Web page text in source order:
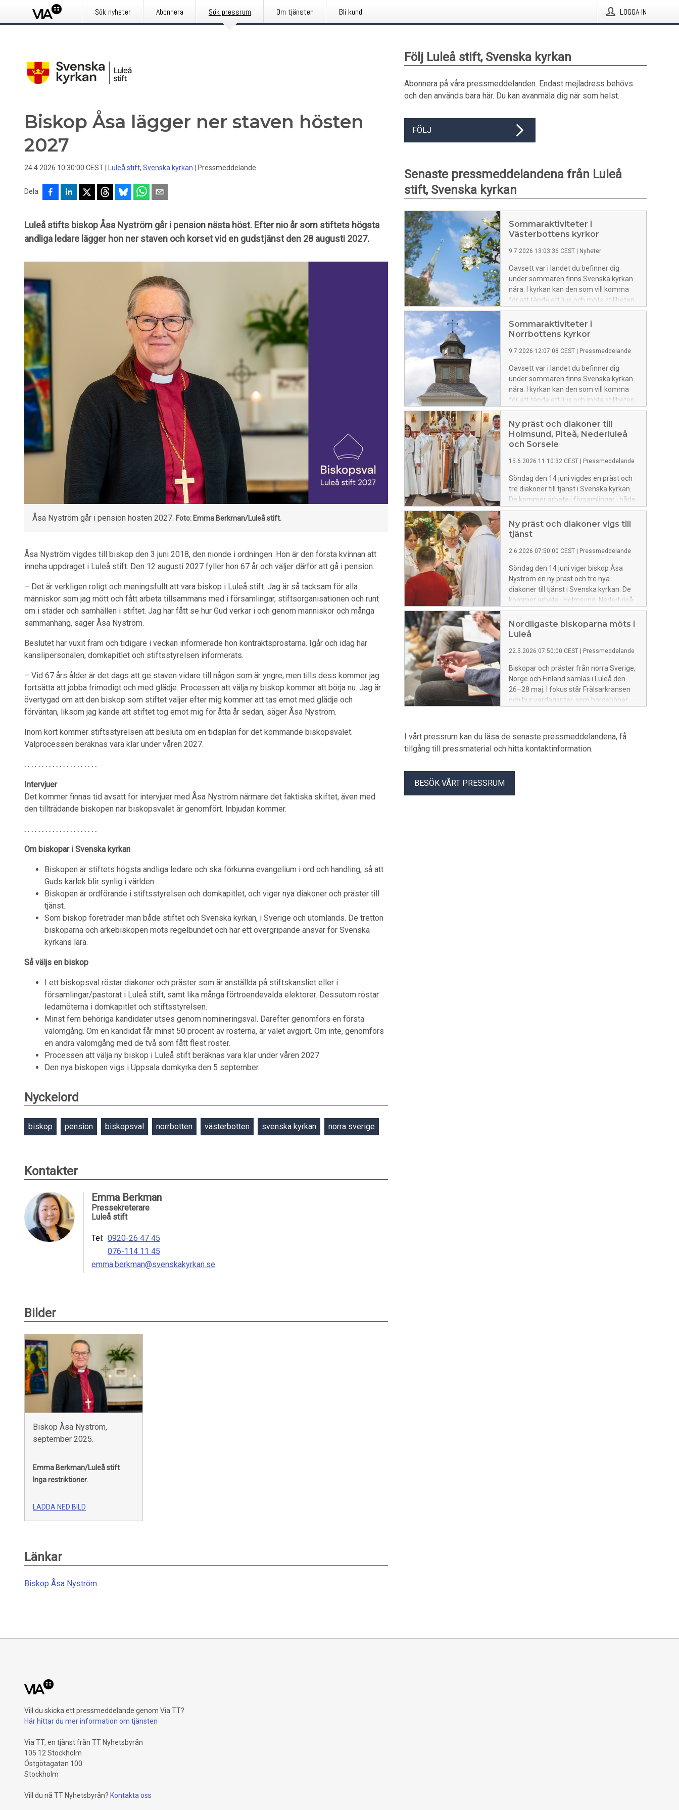
Sök nyheter Abonnera Sök pressrum Om tjänsten Bli kund LOGGA IN
Biskop Åsa lägger ner staven hösten
2027
24.4.2026 10:30:00 CEST Luleå stift, Svenska kyrkan Pressmeddelande
Dela
Luleå stifts biskop Åsa Nyström går i pension nästa höst. Efter nio år som stiftets högsta
andliga ledare lägger hon ner staven och korset vid en gudstjänst den 28 augusti 2027.
Åsa Nyström går i pension hösten 2027. Foto: Emma Berkman/Luleå stift.
Åsa Nyström vigdes till biskop den 3 juni 2018, den nionde i ordningen. Hon är den första kvinnan att
inneha uppdraget i Luleå stift. Den 12 augusti 2027 fyller hon 67 år och väljer därför att gå i pension.
– Det är verkligen roligt och meningsfullt att vara biskop i Luleå stift. Jag är så tacksam för alla
människor som jag mött och fått arbeta tillsammans med i församlingar, stiftsorganisationen och runt
om i städer och samhällen i stiftet. Jag har fått se hur Gud verkar i och genom människor och många
sammanhang, säger Åsa Nyström.
Beslutet har vuxit fram och tidigare i veckan informerade hon kontraktsprostarna. Igår och idag har
kanslipersonalen, domkapitlet och stiftsstyrelsen informerats.
– Vid 67 års ålder är det dags att ge staven vidare till någon som är yngre, men tills dess kommer jag
fortsätta att jobba frimodigt och med glädje. Processen att välja ny biskop kommer att börja nu. Jag är
övertygad om att den biskop som stiftet väljer efter mig kommer att tas emot med glädje och
förväntan, liksom jag kände att stiftet tog emot mig för åtta år sedan, säger Åsa Nyström.
Inom kort kommer stiftsstyrelsen att besluta om en tidsplan för det kommande biskopsvalet.
Valprocessen beräknas vara klar under våren 2027.
. . . . . . . . . . . . . . . . . . . . .
Intervjuer
Det kommer finnas tid avsatt för intervjuer med Åsa Nyström närmare det faktiska skiftet, även med
den tillträdande biskopen när biskopsvalet är genomfört. Inbjudan kommer.
. . . . . . . . . . . . . . . . . . . . .
Om biskopar i Svenska kyrkan
Biskopen är stiftets högsta andliga ledare och ska förkunna evangelium i ord och handling, så att
Guds kärlek blir synlig i världen.
Biskopen är ordförande i stiftsstyrelsen och domkapitlet, och viger nya diakoner och präster till
tjänst.
Som biskop företräder man både stiftet och Svenska kyrkan, i Sverige och utomlands. De tretton
biskoparna och ärkebiskopen möts regelbundet och har ett övergripande ansvar för Svenska
kyrkans lära.
Så väljs en biskop
I ett biskopsval röstar diakoner och präster som är anställda på stiftskansliet eller i
församlingar/pastorat i Luleå stift, samt lika många förtroendevalda elektorer. Dessutom röstar
ledamöterna i domkapitlet och stiftsstyrelsen.
Minst fem behöriga kandidater utses genom nomineringsval. Därefter genomförs en första
valomgång. Om en kandidat får minst 50 procent av rösterna, är valet avgjort. Om inte, genomförs
en andra valomgång med de två som fått flest röster.
Processen att välja ny biskop i Luleå stift beräknas vara klar under våren 2027.
Den nya biskopen vigs i Uppsala domkyrka den 5 september.
Nyckelord
biskop pension biskopsval norrbotten västerbotten svenska kyrkan norra sverige
Kontakter
Emma Berkman
Pressekreterare
Luleå stift
Tel: 0920-26 47 45
076-114 11 45
emma.berkman@svenskakyrkan.se
Bilder
Biskop Åsa Nyström,
september 2025.
Emma Berkman/Luleå stift
Inga restriktioner.
LADDA NED BILD
Länkar
Biskop Åsa Nyström
Följ Luleå stift, Svenska kyrkan
Abonnera på våra pressmeddelanden. Endast mejladress behövs
och den används bara här. Du kan avanmäla dig när som helst.
FÖLJ
Senaste pressmeddelandena från Luleå
stift, Svenska kyrkan
Sommaraktiviteter i
Västerbottens kyrkor
9.7.2026 13:03:36 CEST Nyheter
Oavsett var i landet du befinner dig
under sommaren finns Svenska kyrkan
nära. I kyrkan kan den som vill komma
för att tända ett ljus och möta stillheten,
delta i en gudstjänst eller konsert – eller
upptäcka vårt gemensamma kulturarv.
Sommaraktiviteter i
Norrbottens kyrkor
9.7.2026 12:07:08 CEST Pressmeddelande
Oavsett var i landet du befinner dig
under sommaren finns Svenska kyrkan
nära. I kyrkan kan den som vill komma
för att tända ett ljus och möta stillheten,
delta i en gudstjänst eller konsert – eller
upptäcka vårt gemensamma kulturarv.
Ny präst och diakoner till
Holmsund, Piteå, Nederluleå
och Sorsele
15.6.2026 11:10:32 CEST Pressmeddelande
Söndag den 14 juni vigdes en präst och
tre diakoner till tjänst i Svenska kyrkan.
De kommer arbeta i församlingar i både
Norrbotten och Västerbotten.
Ny präst och diakoner vigs till
tjänst
2.6.2026 07:50:00 CEST Pressmeddelande
Söndag den 14 juni viger biskop Åsa
Nyström en ny präst och tre nya
diakoner till tjänst i Svenska kyrkan. De
kommer arbeta i Holmsund, Nederluleå,
Piteå och Sorsele församlingar.
Nordligaste biskoparna möts i
Luleå
22.5.2026 07:50:00 CEST Pressmeddelande
Biskopar och präster från norra Sverige,
Norge och Finland samlas i Luleå den
26–28 maj. I fokus står Frälsarkransen
och hur vardagsriter, som bordsböner
I vårt pressrum kan du läsa de senaste pressmeddelandena, få
tillgång till pressmaterial och hitta kontaktinformation.
BESÖK VÅRT PRESSRUM
Vill du skicka ett pressmeddelande genom Via TT?
Här hittar du mer information om tjänsten
Via TT, en tjänst från TT Nyhetsbyrån
105 12 Stockholm
Östgötagatan 100
Stockholm
Vill du nå TT Nyhetsbyrån? Kontakta oss